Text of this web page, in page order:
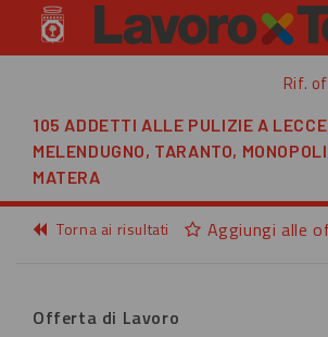
Rif.
105 ADDETTI ALLE PULIZIE A
MELENDUGNO, TARANTO,
MATERA
Torna ai risultati Aggiungi alle
Offerta di Lavoro